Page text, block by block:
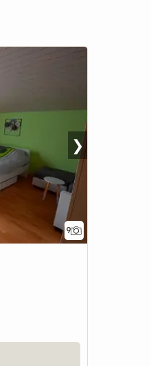
9
❯